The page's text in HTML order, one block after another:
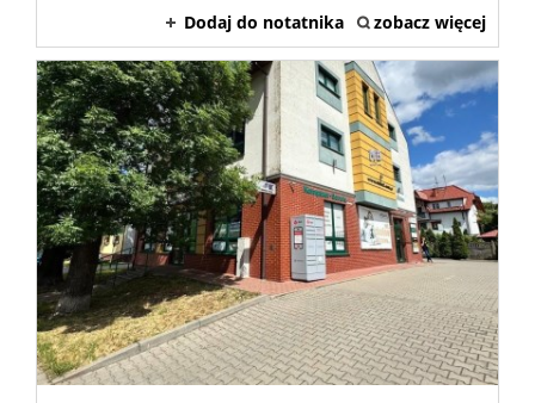
Dodaj do notatnika zobacz więcej